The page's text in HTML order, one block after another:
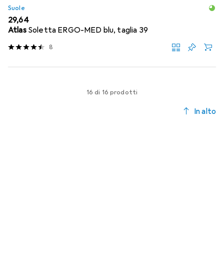
Suole
EUR
29,64
Atlas Soletta ERGO-MED blu, taglia 39
8
16 di 16 prodotti
In alto